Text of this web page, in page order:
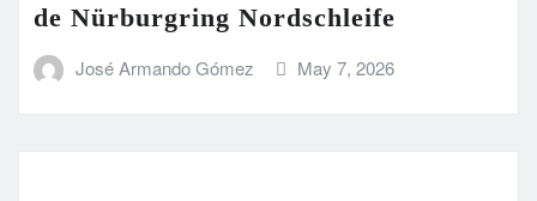
de Nürburgring Nordschleife
José Armando Gómez May 7, 2026